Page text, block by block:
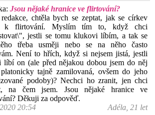
Jsou nějaké hranice ve flirtování?
chtěla bych se zeptat, jak se církev
k flirtování. Myslím tím to, když chci
jestli se tomu klukovi líbím, a tak se
třeba usměji nebo se na něho často
Není to hřích, když si nejsem jistá, jestli
líbí on (ale před nějakou dobou jsem do něj
tajně zamilovaná, ovšem do jeho
podoby)? Nechci ho zranit, jen chci
na čem jsem. Jsou nějaké hranice ve
Děkuji za odpověď.
20:54
Adéla, 21 let